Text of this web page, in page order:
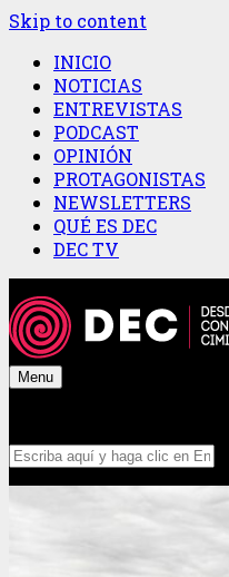
Skip to content
INICIO
NOTICIAS
ENTREVISTAS
PODCAST
OPINIÓN
PROTAGONISTAS
NEWSLETTERS
QUÉ ES DEC
DEC TV
Menu